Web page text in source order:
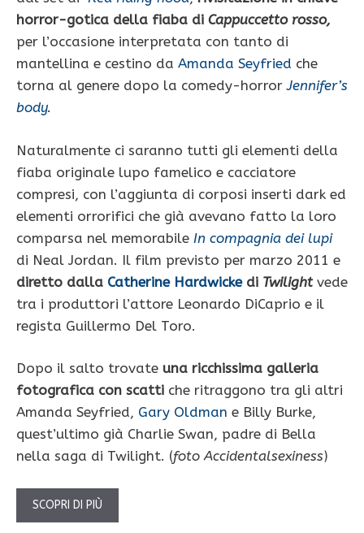
horror-gotica della fiaba di Cappuccetto rosso,
per l’occasione interpretata con tanto di
mantellina e cestino da Amanda Seyfried che
torna al genere dopo la comedy-horrorJennifer’s
body.
Naturalmente ci saranno tutti gli elementi della
fiaba originale lupo famelico e cacciatore
compresi, con l’aggiunta di corposi inserti dark ed
elementi orrorifici che già avevano fatto la loro
comparsa nel memorabile In compagnia dei lupi
di Neal Jordan. Il film previsto per marzo 2011 e
diretto dalla Catherine Hardwickedi Twilight vede
tra i produttori l’attore Leonardo DiCaprio e il
regista Guillermo Del Toro.
Dopo il salto trovate una ricchissima galleria
fotografica con scatti che ritraggono tra gli altri
Amanda Seyfried, Gary Oldman e Billy Burke,
quest’ultimo già Charlie Swan, padre di Bella
nella saga di Twilight. (foto Accidentalsexiness)
SCOPRI DI PIÙ